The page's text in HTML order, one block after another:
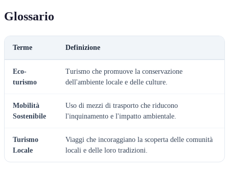
Glossario
Terme Definizione
Eco-
turismo
Turismo che promuove la conservazione
dell'ambiente locale e delle culture.
Mobilità
Sostenibile
Uso di mezzi di trasporto che riducono
l'inquinamento e l'impatto ambientale.
Turismo
Locale
Viaggi che incoraggiano la scoperta delle comunità
locali e delle loro tradizioni.